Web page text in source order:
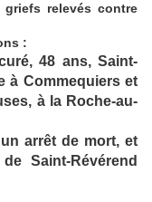
relevés contre
:
48 ans, Saint-
à Commequiers et
à la Roche-au-
arrêt de mort, et
Saint-Révérend